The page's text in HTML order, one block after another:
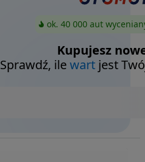
ok. 40 000 aut
Kupujesz
Sprawdź, ilewart jest